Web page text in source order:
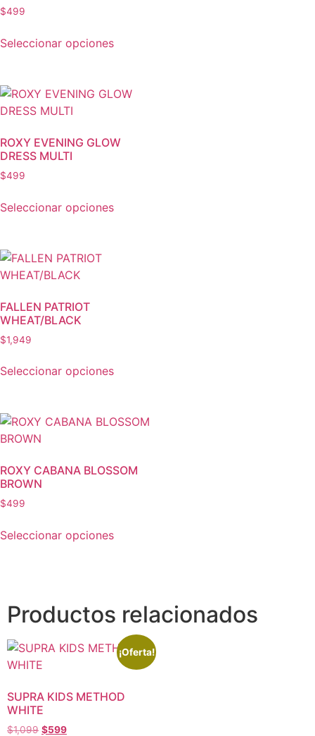
$499
Seleccionar opciones
ROXY EVENING GLOW
DRESS MULTI
$499
Seleccionar opciones
FALLEN PATRIOT
WHEAT/BLACK
$1,949
Seleccionar opciones
ROXY CABANA BLOSSOM
BROWN
$499
Seleccionar opciones
Productos relacionados
¡Oferta!
SUPRA KIDS METHOD
WHITE
$1,099 $599